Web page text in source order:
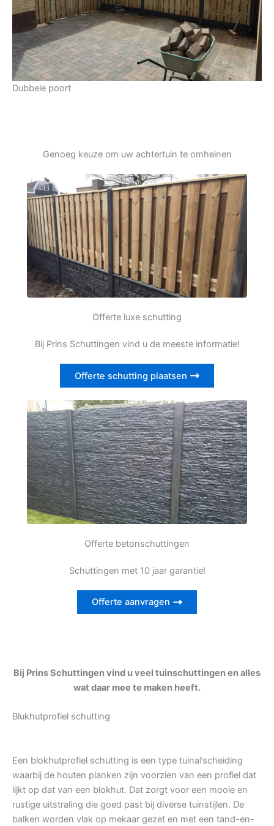
Dubbele poort
Genoeg keuze om uw achtertuin te omheinen
Offerte luxe schutting
Bij Prins Schuttingen vind u de meeste informatie!
Offerte schutting plaatsen
Offerte betonschuttingen
Schuttingen met 10 jaar garantie!
Offerte aanvragen
Bij Prins Schuttingen vind u veel tuinschuttingen en alles
wat daar mee te maken heeft.
Blukhutprofiel schutting
Een blokhutprofiel schutting is een type tuinafscheiding
waarbij de houten planken zijn voorzien van een profiel dat
lijkt op dat van een blokhut. Dat zorgt voor een mooie en
rustige uitstraling die goed past bij diverse tuinstijlen. De
balken worden vlak op mekaar gezet en met een tand-en-